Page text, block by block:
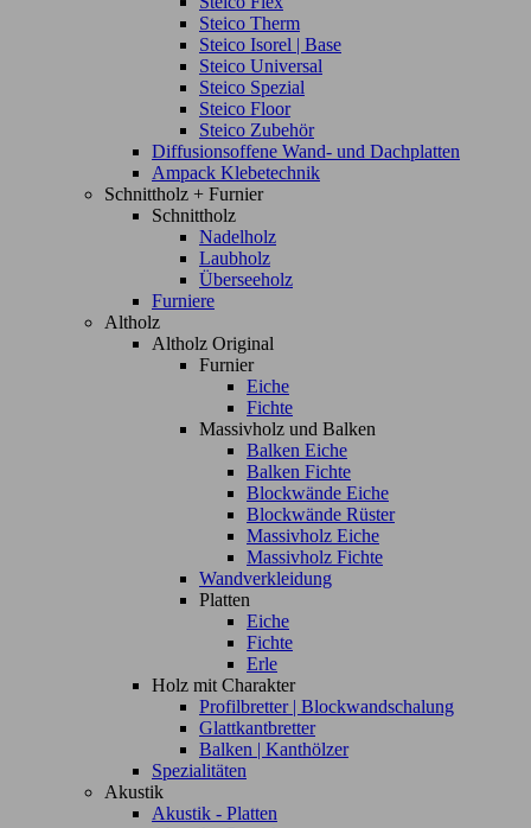
Steico Therm
Steico Isorel | Base
Steico Universal
Steico Spezial
Steico Floor
Steico Zubehör
Diffusionsoffene Wand- und Dachplatten
Ampack Klebetechnik
Schnittholz + Furnier
Schnittholz
Nadelholz
Laubholz
Überseeholz
Furniere
Altholz
Altholz Original
Furnier
Eiche
Fichte
Massivholz und Balken
Balken Eiche
Balken Fichte
Blockwände Eiche
Blockwände Rüster
Massivholz Eiche
Massivholz Fichte
Wandverkleidung
Platten
Eiche
Fichte
Erle
Holz mit Charakter
Profilbretter | Blockwandschalung
Glattkantbretter
Balken | Kanthölzer
Spezialitäten
Akustik
Akustik - Platten